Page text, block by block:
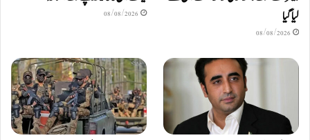
لیا گیا
08/08/2026
08/08/2026